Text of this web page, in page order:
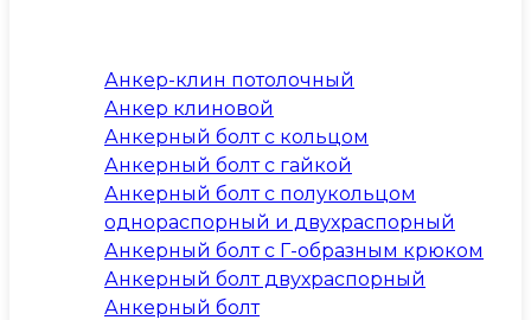
Анкер-клин потолочный
Анкер клиновой
Анкерный болт с кольцом
Анкерный болт с гайкой
Анкерный болт с полукольцом
однораспорный и двухраспорный
Анкерный болт с Г-образным крюком
Анкерный болт двухраспорный
Анкерный болт